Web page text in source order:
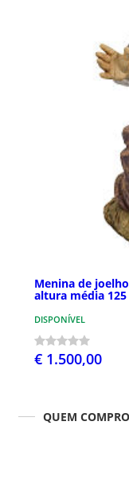
Menina de
altura média 125
DISPONÍVEL
€ 1.500,00
QUEM